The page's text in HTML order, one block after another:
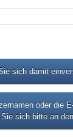
sich damit
oder
sich bitte an